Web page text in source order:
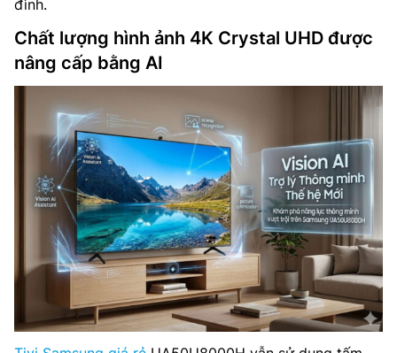
đình.
Chất lượng hình ảnh 4K Crystal UHD được
nâng cấp bằng AI